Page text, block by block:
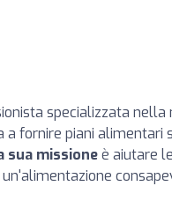
specializzata nella
a fornire piani alimentari
sua missioneè aiutare